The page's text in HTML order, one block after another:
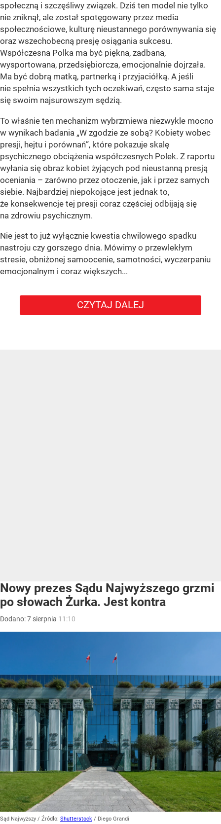
społeczną i szczęśliwy związek. Dziś ten model nie tylko
nie zniknął, ale został spotęgowany przez media
społecznościowe, kulturę nieustannego porównywania się
oraz wszechobecną presję osiągania sukcesu.
Współczesna Polka ma być piękna, zadbana,
wysportowana, przedsiębiorcza, emocjonalnie dojrzała.
Ma być dobrą matką, partnerką i przyjaciółką. A jeśli
nie spełnia wszystkich tych oczekiwań, często sama staje
się swoim najsurowszym sędzią.
To właśnie ten mechanizm wybrzmiewa niezwykle mocno
w wynikach badania „W zgodzie ze sobą? Kobiety wobec
presji, hejtu i porównań”, które pokazuje skalę
psychicznego obciążenia współczesnych Polek. Z raportu
wyłania się obraz kobiet żyjących pod nieustanną presją
oceniania – zarówno przez otoczenie, jak i przez samych
siebie. Najbardziej niepokojące jest jednak to,
że konsekwencje tej presji coraz częściej odbijają się
na zdrowiu psychicznym.
Nie jest to już wyłącznie kwestia chwilowego spadku
nastroju czy gorszego dnia. Mówimy o przewlekłym
stresie, obniżonej samoocenie, samotności, wyczerpaniu
emocjonalnym i coraz większych...
CZYTAJ DALEJ
Nowy prezes Sądu Najwyższego grzmi
po słowach Żurka. Jest kontra
Dodano:7 sierpnia 11:10
Sąd Najwyższy / Źródło: Shutterstock / Diego Grandi